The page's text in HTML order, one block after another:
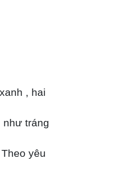
, hai
như tráng
yêu